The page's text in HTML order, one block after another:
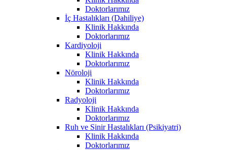
Doktorlarımız
İç Hastalıkları (Dahiliye)
Klinik Hakkında
Doktorlarımız
Kardiyoloji
Klinik Hakkında
Doktorlarımız
Nöroloji
Klinik Hakkında
Doktorlarımız
Radyoloji
Klinik Hakkında
Doktorlarımız
Ruh ve Sinir Hastalıkları (Psikiyatri)
Klinik Hakkında
Doktorlarımız